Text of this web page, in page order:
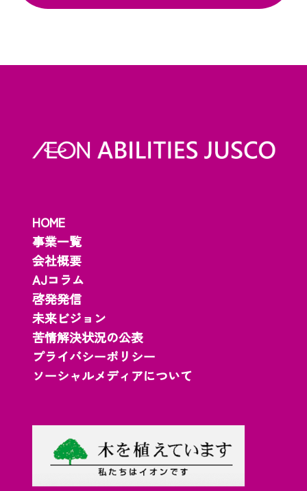
HOME
事業一覧
会社概要
AJコラム
啓発発信
未来ビジョン
苦情解決状況の公表
プライバシーポリシー
ソーシャルメディアについて